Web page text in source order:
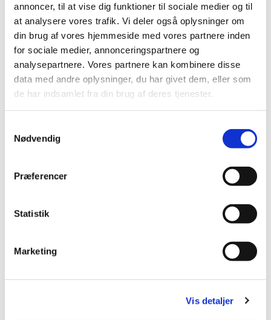
annoncer, til at vise dig funktioner til sociale medier og til
at analysere vores trafik. Vi deler også oplysninger om
din brug af vores hjemmeside med vores partnere inden
for sociale medier, annonceringspartnere og
analysepartnere. Vores partnere kan kombinere disse
data med andre oplysninger, du har givet dem, eller som
de har indsamlet fra din brug af deres tjenester.
Nødvendig
Præferencer
Statistik
Marketing
Vis detaljer
Du vil måske også kunne
lide...